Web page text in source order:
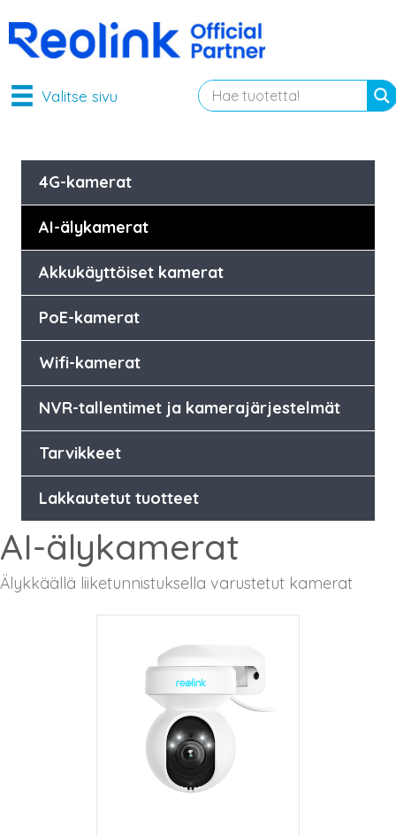
Valitse sivu
4G-kamerat
AI-älykamerat
Akkukäyttöiset kamerat
PoE-kamerat
Wifi-kamerat
NVR-tallentimet ja kamerajärjestelmät
Tarvikkeet
Lakkautetut tuotteet
AI-älykamerat
Älykkäällä liiketunnistuksella varustetut kamerat